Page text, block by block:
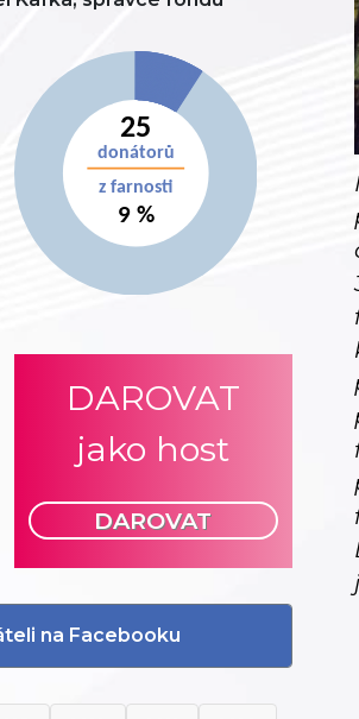
DAROVAT
jako host
DAROVAT
na Facebooku